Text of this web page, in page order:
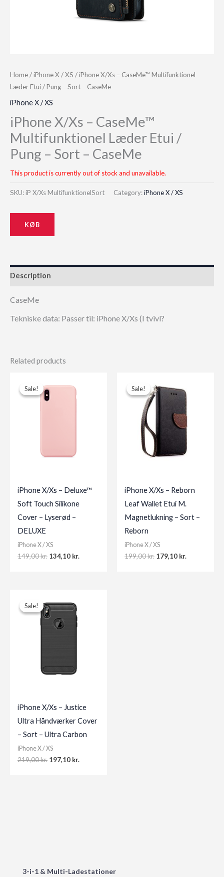
3-i-1 & Multi-Ladestationer
Home/iPhone X / XS / iPhone X/Xs – CaseMe™ Multifunktionel
Læder Etui / Pung – Sort – CaseMe
iPhone X / XS
iPhone X/Xs – CaseMe™
Multifunktionel Læder Etui /
Pung – Sort – CaseMe
This product is currently out of stock and unavailable.
SKU: iP X/Xs MultifunktionelSort Category:iPhone X / XS
KØB
Description
CaseMe
Tekniske data: Passer til: iPhone X/Xs (I tvivl?
Related products
Sale!
Sale!
iPhone X/Xs – Deluxe™
Soft Touch Silikone
Cover – Lyserød –
DELUXE
iPhone X / XS
149,00kr. Original
134,10 kr.
Sale!
Sale!
iPhone X/Xs – Reborn
Leaf Wallet Etui M.
Magnetlukning – Sort –
Reborn
iPhone X / XS
199,00kr. Original
179,10 kr.
Sale!
Sale!
iPhone X/Xs – Justice
Ultra Håndværker Cover
– Sort – Ultra Carbon
iPhone X / XS
219,00kr. Original
197,10 kr.Current